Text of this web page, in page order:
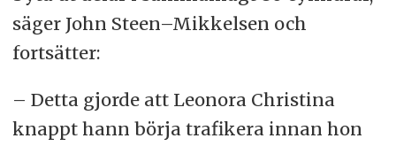
säger John Steen–Mikkelsen och
fortsätter:
– Detta gjorde att Leonora Christina
knappt hann börja trafikera innan hon